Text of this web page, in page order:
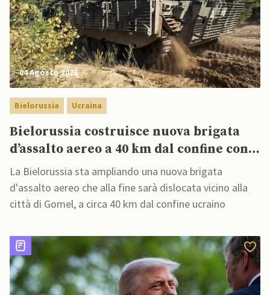
04 Agosto 2026
Bielorussia Ucraina
Bielorussia costruisce nuova brigata
d’assalto aereo a 40 km dal confine con
Ucraina
La Bielorussia sta ampliando una nuova brigata
d'assalto aereo che alla fine sarà dislocata vicino alla
città di Gomel, a circa 40 km dal confine ucraino